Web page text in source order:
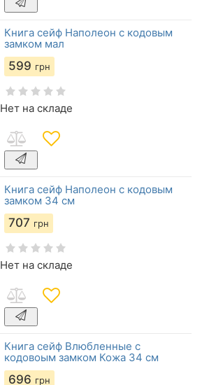
Книга сейф Наполеон с кодовым
замком мал
599 грн
Нет на складе
Книга сейф Наполеон с кодовым
замком 34 см
707 грн
Нет на складе
Книга сейф Влюбленные с
кодовоым замком Кожа 34 см
696 грн